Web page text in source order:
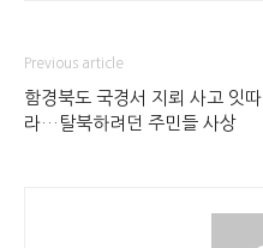
Previous article
함경북도 국경서 지뢰 사고 잇따
라…탈북하려던 주민들 사상